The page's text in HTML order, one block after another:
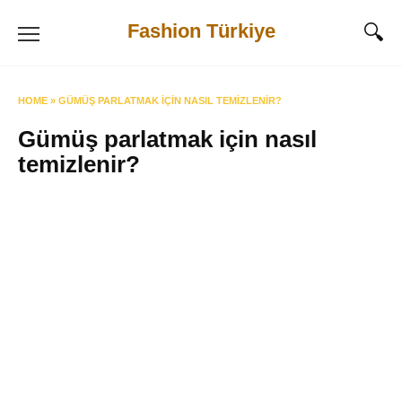
Fashion Türkiye
HOME » GÜMÜŞ PARLATMAK IÇIN NASIL TEMIZLENIR?
Gümüş parlatmak için nasıl
temizlenir?